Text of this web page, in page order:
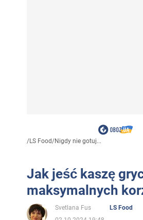
/LS Food/Nigdy nie gotuj...
Jak jeść kaszę
maksymalnych
Svetlana Fus
LS Food